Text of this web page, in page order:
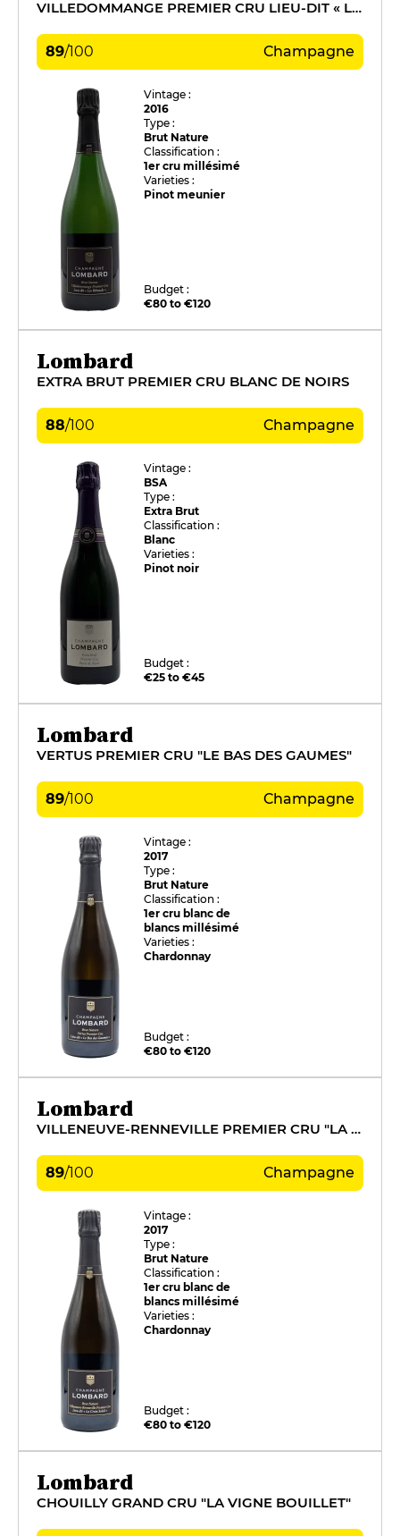
VILLEDOMMANGE PREMIER CRU LIEU-DIT « LES RIBAUDS »
89/100 Champagne
Vintage :
2016
Type :
Brut Nature
Classification :
1er cru millésimé
Varieties :
Pinot meunier
Budget :
€80 to €120
Lombard
EXTRA BRUT PREMIER CRU BLANC DE NOIRS
88/100 Champagne
Vintage :
BSA
Type :
Extra Brut
Classification :
Blanc
Varieties :
Pinot noir
Budget :
€25 to €45
Lombard
VERTUS PREMIER CRU "LE BAS DES GAUMES"
89/100 Champagne
Vintage :
2017
Type :
Brut Nature
Classification :
1er cru blanc de
blancs millésimé
Varieties :
Chardonnay
Budget :
€80 to €120
Lombard
VILLENEUVE-RENNEVILLE PREMIER CRU "LA CROIX SOLEIL"
89/100 Champagne
Vintage :
2017
Type :
Brut Nature
Classification :
1er cru blanc de
blancs millésimé
Varieties :
Chardonnay
Budget :
€80 to €120
Lombard
CHOUILLY GRAND CRU "LA VIGNE BOUILLET"